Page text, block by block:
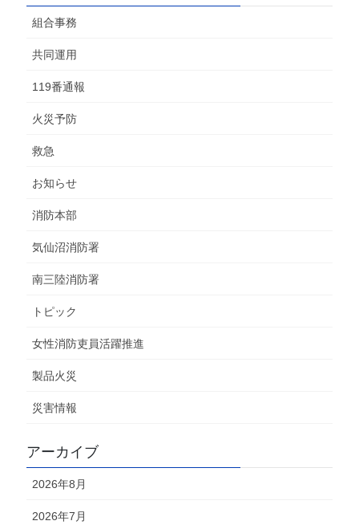
組合事務
共同運用
119番通報
火災予防
救急
お知らせ
消防本部
気仙沼消防署
南三陸消防署
トピック
女性消防吏員活躍推進
製品火災
災害情報
アーカイブ
2026年8月
2026年7月